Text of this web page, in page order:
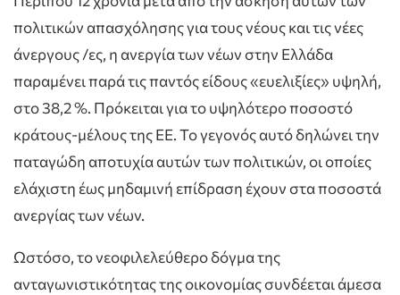
πολιτικών απασχόλησης για τους νέους και τις νέες
άνεργους /ες, η ανεργία των νέων στην Ελλάδα
παραμένει παρά τις παντός είδους «ευελιξίες» υψηλή,
στο 38,2 %. Πρόκειται για το υψηλότερο ποσοστό
κράτους-μέλους της ΕΕ. Το γεγονός αυτό δηλώνει την
παταγώδη αποτυχία αυτών των πολιτικών, οι οποίες
ελάχιστη έως μηδαμινή επίδραση έχουν στα ποσοστά
ανεργίας των νέων.
Ωστόσο, το νεοφιλελεύθερο δόγμα της
ανταγωνιστικότητας της οικονομίας συνδέεται άμεσα